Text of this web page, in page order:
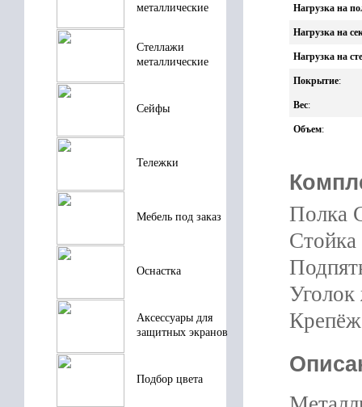
металлические
Стеллажи
металлические
Сейфы
Тележки
Мебель под заказ
Оснастка
Аксессуары для
защитных экранов
Подбор цвета
Нагрузка на
Нагрузка на
Нагрузка на
Покрытие:
Вес:
Объем:
Полка